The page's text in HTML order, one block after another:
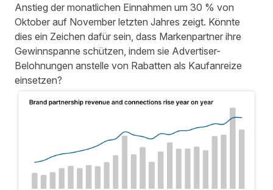
Anstieg der monatlichen Einnahmen um 30 % von
Oktober auf November letzten Jahres zeigt. Könnte
dies ein Zeichen dafür sein, dass Markenpartner ihre
Gewinnspanne schützen, indem sie Advertiser-
Belohnungen anstelle von Rabatten als Kaufanreize
einsetzen?